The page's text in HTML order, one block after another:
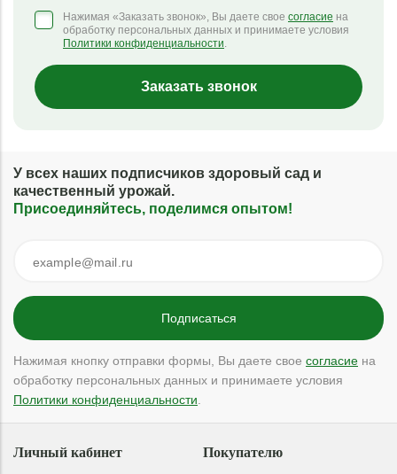
Нажимая «Заказать звонок», Вы даете свое согласие на
обработку персональных данных и принимаете условия
Политики конфиденциальности.
Заказать звонок
У всех наших подписчиков здоровый сад и
качественный урожай.
Присоединяйтесь, поделимся опытом!
Нажимая кнопку отправки формы, Вы даете свое согласие на
обработку персональных данных и принимаете условия
Политики конфиденциальности
Покупателю
Личный кабинет